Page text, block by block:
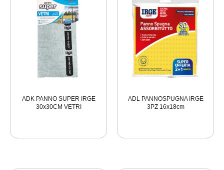
ADK PANNO SUPER IRGE
30x30CM VETRI
ADL PANNOSPUGNA IRGE
3PZ 16x18cm